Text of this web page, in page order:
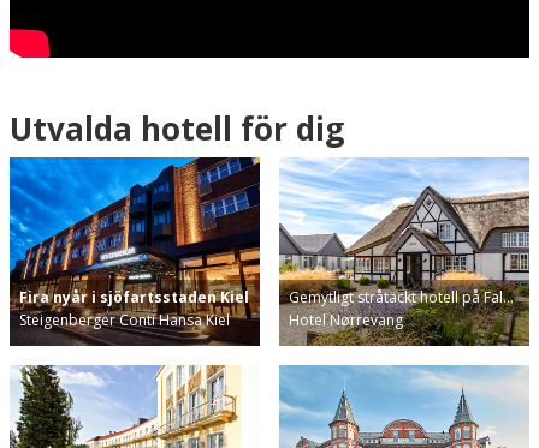
Utvalda hotell för dig
Fira nyår i sjöfartsstaden Kiel
Steigenberger Conti Hansa Kiel
Gemytligt stråtäckt hotell på Fal…
Hotel Nørrevang